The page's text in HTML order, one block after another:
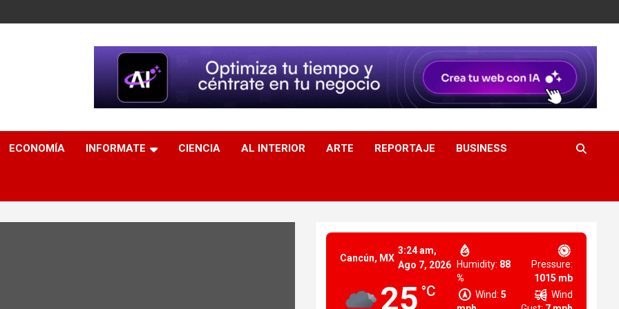
ECONOMÍA INFORMATE CIENCIA AL INTERIOR ARTE REPORTAJE BUSINESS
Cancún, MX
3:24 am,
Ago 7, 2026
25 °C
Humidity: 88
%
Pressure:
1015 mb
Wind: 5
Wind